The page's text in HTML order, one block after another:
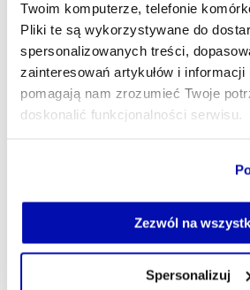
Twoim komputerze, telefonie
Pliki te są wykorzystywane do
spersonalizowanych treści,
zainteresowań artykułów i
pomagają nam zrozumieć Twoje
doskonalić funkcjonalności serwisu.
Jeżeli nie wyrażasz zgody na
możesz łatwo zarządzać swoimi
własnej przeglądarce internetowej
Zezwól na
Spersonalizuj